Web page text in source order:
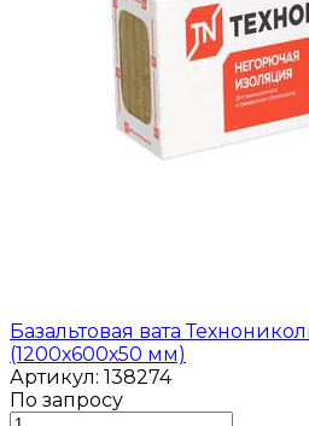
Базальтовая вата
(1200х600х50 мм)
Артикул: 138274
По запросу